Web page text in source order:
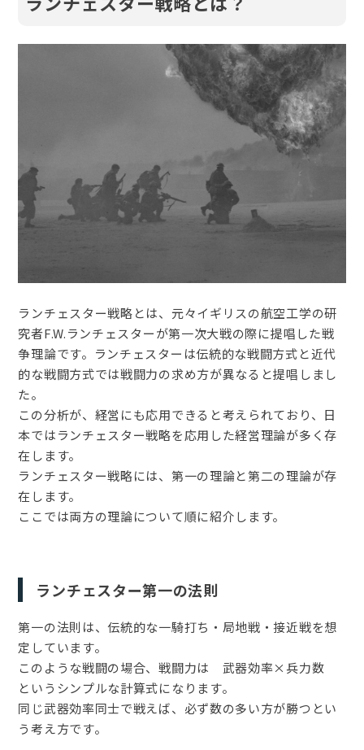
ランチェスター戦略とは、元々イギリスの航空工学の研
究者F.W.ランチェスターが第一次大戦の際に提唱した戦
争理論です。ランチェスターは伝統的な戦闘方式と近代
的な戦闘方式では戦闘力の求め方が異なると提唱しまし
た。
この分析が、経営にも応用できると考えられており、日
本ではランチェスター戦略を応用した経営理論が多く存
在します。
ランチェスター戦略には、第一の理論と第二の理論が存
在します。
ここでは両方の理論について順に紹介します。
ランチェスター第一の法則
第一の法則は、伝統的な一騎打ち・局地戦・接近戦を想
定しています。
このような戦闘の場合、戦闘力は 武器効率×兵力数
というシンプルな計算式になります。
同じ武器効率同士で戦えば、必ず数の多い方が勝つとい
う考え方です。